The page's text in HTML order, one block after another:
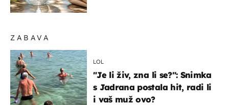
ZABAVA
LOL
"Je li živ, zna li se?": Snimka
s Jadrana postala hit, radi li
i vaš muž ovo?